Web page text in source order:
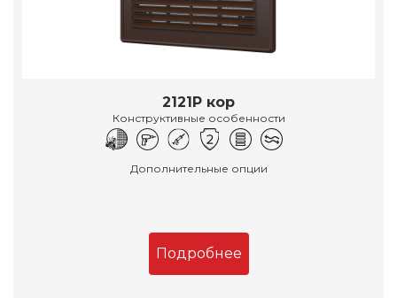
2121Р кор
Конструктивные особенности
Дополнительные опции
Подробнее